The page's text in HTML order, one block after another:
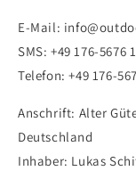
E-Mail:
SMS: +49 176-5676
Telefon: +49 176-
Anschrift: Alter
Deutschland
Inhaber: Lukas